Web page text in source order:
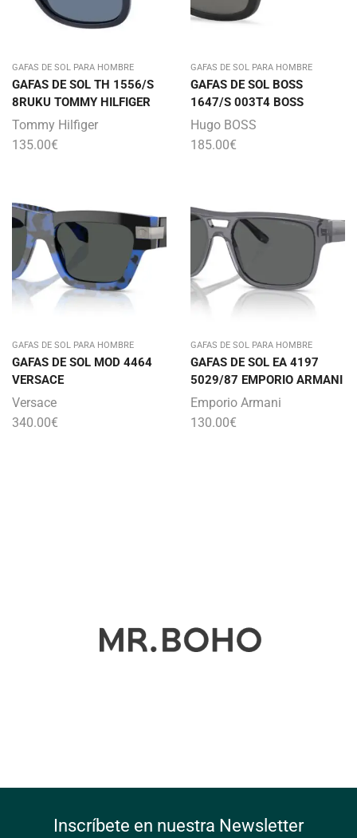
GAFAS DE SOL PARA HOMBRE
GAFAS DE SOL TH 1556/S
8RUKU TOMMY HILFIGER
Tommy Hilfiger
135.00€
GAFAS DE SOL PARA HOMBRE
GAFAS DE SOL BOSS
1647/S 003T4 BOSS
Hugo BOSS
185.00€
GAFAS DE SOL PARA HOMBRE
GAFAS DE SOL MOD 4464
VERSACE
Versace
340.00€
GAFAS DE SOL PARA HOMBRE
GAFAS DE SOL EA 4197
5029/87 EMPORIO ARMANI
Emporio Armani
130.00€
Inscríbete en nuestra Newsletter